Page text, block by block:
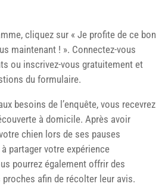
cliquez sur « Je profite de ce bon
maintenant ! ». Connectez-vous
ou inscrivez-vous gratuitement et
du formulaire.
besoins de l’enquête, vous recevrez
à domicile. Après avoir
chien lors de ses pauses
partager votre expérience
pourrez également offrir des
afin de récolter leur avis.